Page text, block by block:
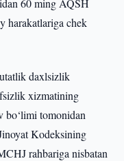
60 ming AQSH
harakatlariga chek
daxlsizlik
xizmatining
bo‘limi tomonidan
Kodeksining
rahbariga nisbatan